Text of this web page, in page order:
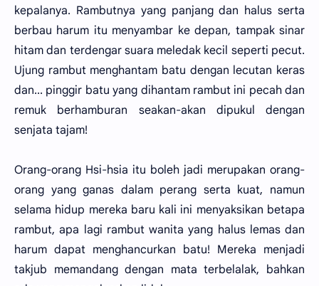
kepalanya. Rambutnya yang panjang dan halus serta
berbau harum itu menyambar ke depan, tampak sinar
hitam dan terdengar suara meledak kecil seperti pecut.
Ujung rambut menghantam batu dengan lecutan keras
dan... pinggir batu yang dihantam rambut ini pecah dan
remuk berhamburan seakan-akan dipukul dengan
senjata tajam!
Orang-orang Hsi-hsia itu boleh jadi merupakan orang-
orang yang ganas dalam perang serta kuat, namun
selama hidup mereka baru kali ini menyaksikan betapa
rambut, apa lagi rambut wanita yang halus lemas dan
harum dapat menghancurkan batu! Mereka menjadi
takjub memandang dengan mata terbelalak, bahkan